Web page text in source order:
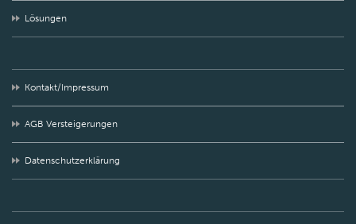
Lösungen
Kontakt/Impressum
AGB Versteigerungen
Datenschutzerklärung